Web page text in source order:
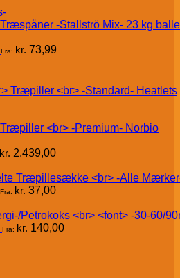
Fra: kr. 73,99
Heatlets
Norbio
kr. 2.439,00
Fra: kr. 37,00
Fra: kr. 140,00